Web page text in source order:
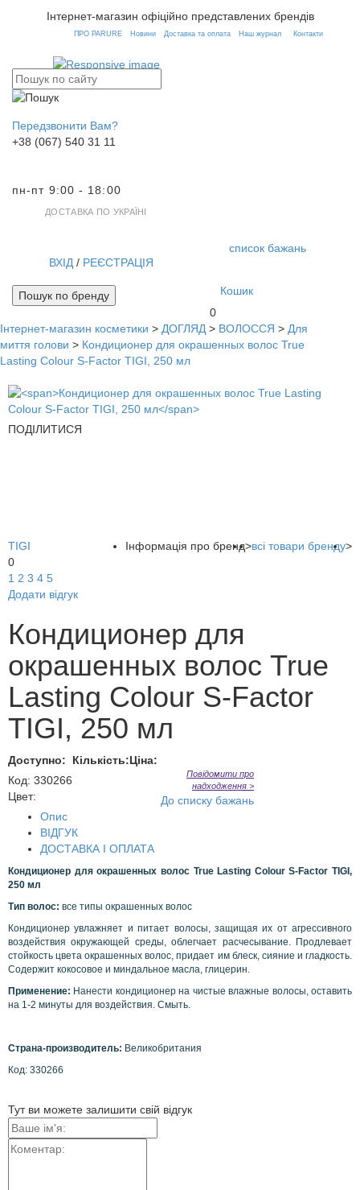
Інтернет-магазин офіційно представлених брендів
ПРО PARURE Новини Доставка та оплата Наш журнал Контакти
Передзвонити Вам?
+38 (067) 540 31 11
пн-пт 9:00 - 18:00
ДОСТАВКА ПО УКРАЇНІ
список бажань
ВХІД / РЕЄСТРАЦІЯ
Кошик
0
Пошук по бренду
Інтернет-магазин косметики > ДОГЛЯД > ВОЛОССЯ > Для
миття голови > Кондиционер для окрашенных волос True
Lasting Colour S-Factor TIGI, 250 мл
ПОДІЛИТИСЯ
Інформація про бренд>всі товари бренду>
TIGI
0
1 2 3 4 5
Додати відгук
Кондиционер для
окрашенных волос True
Lasting Colour S-Factor
TIGI, 250 мл
Доступно: Кількість:Ціна:
Код: 330266
Цвет:
Повідомити про
надходження >
До списку бажань
Опис
ВІДГУК
ДОСТАВКА І ОПЛАТА
Кондиционер для окрашенных волос True Lasting Colour S-Factor TIGI ,
250 мл
Тип волос: все типы окрашенных волос
Кондиционер увлажняет и питает волосы, защищая их от агрессивного
воздействия окружающей среды, облегчает расчесывание. Продлевает
стойкость цвета окрашенных волос, придает им блеск, сияние и гладкость.
Содержит кокосовое и миндальное масла, глицерин.
Применение: Нанести кондиционер на чистые влажные волосы, оставить
на 1-2 минуты для воздействия. Смыть.
Страна-производитель: Великобритания
Код: 330266
Тут ви можете залишити свій відгук